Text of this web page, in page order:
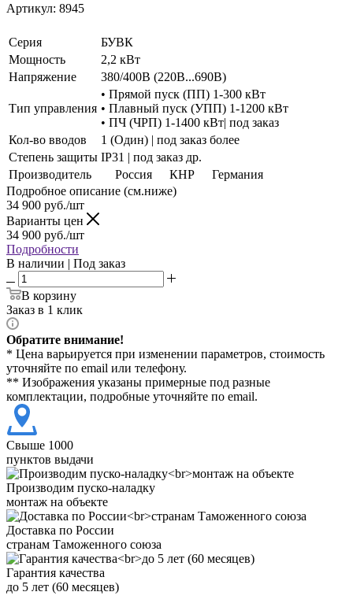
Артикул: 8945
Серия
БУВК
Мощность
2,2 кВт
Напряжение
380/400В (220В...690В)
Тип управления
• Прямой пуск (ПП) 1-300 кВт
• Плавный пуск (УПП) 1-1200 кВт
• ПЧ (ЧРП) 1-1400 кВт| под заказ
Кол-во вводов
1 (Один) | под заказ более
Степень защиты IP31 | под заказ др.
Производитель
Россия КНР
Германия
Подробное описание (см.ниже)
34 900 руб./шт
Варианты цен
34 900 руб./шт
Подробности
В наличии | Под заказ
В корзину
Заказ в 1 клик
Обратите внимание!
* Цена варьируется при изменении параметров, стоимость
уточняйте по email или телефону.
** Изображения указаны примерные под разные
комплектации, подробные уточняйте по email.
Свыше 1000
пунктов выдачи
Производим пуско-наладку
монтаж на объекте
Доставка по России
странам Таможенного союза
Гарантия качества
до 5 лет (60 месяцев)